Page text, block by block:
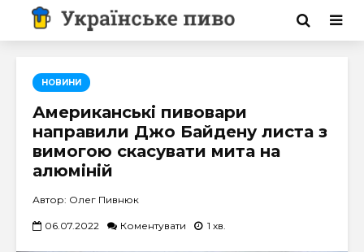
НОВИНИ
Американські пивовари
направили Джо Байдену листа з
вимогою скасувати мита на
алюміній
Автор: Олег Пивнюк
06.07.2022 Коментувати 1 хв.